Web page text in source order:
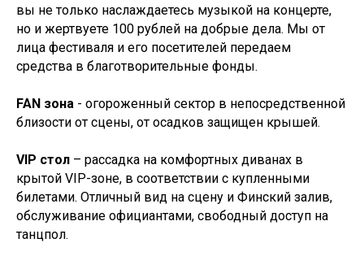
вы не только наслаждаетесь музыкой на концерте,
но и жертвуете 100 рублей на добрые дела. Мы от
лица фестиваля и его посетителей передаем
средства в благотворительные фонды.
FAN зона - огороженный сектор в непосредственной
близости от сцены, от осадков защищен крышей.
VIP стол – рассадка на комфортных диванах в
крытой VIP-зоне, в соответствии с купленными
билетами. Отличный вид на сцену и Финский залив,
обслуживание официантами, свободный доступ на
танцпол.
До встречи на
высоте!